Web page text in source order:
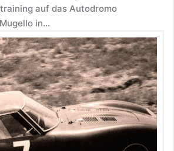
auf das Autodromo
in...